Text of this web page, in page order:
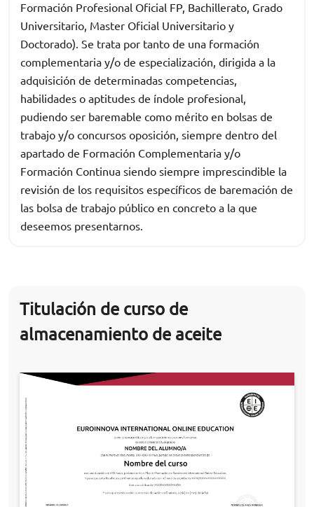
Formación Profesional Oficial FP, Bachillerato, Grado
Universitario, Master Oficial Universitario y
Doctorado). Se trata por tanto de una formación
complementaria y/o de especialización, dirigida a la
adquisición de determinadas competencias,
habilidades o aptitudes de índole profesional,
pudiendo ser baremable como mérito en bolsas de
trabajo y/o concursos oposición, siempre dentro del
apartado de Formación Complementaria y/o
Formación Continua siendo siempre imprescindible la
revisión de los requisitos específicos de baremación de
las bolsa de trabajo público en concreto a la que
deseemos presentarnos.
Titulación de curso de
almacenamiento de aceite